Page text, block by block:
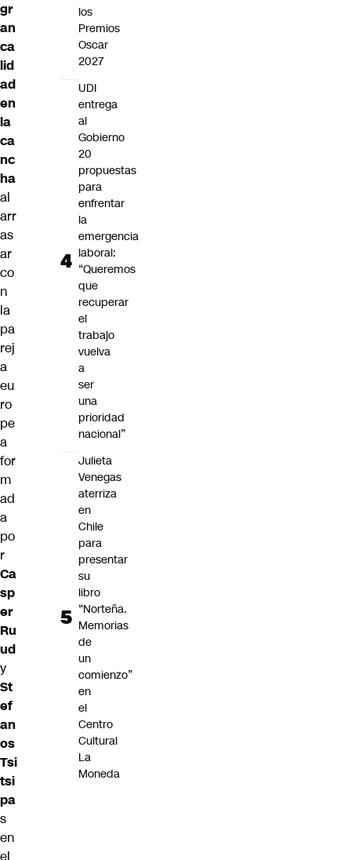
gr
an
ca
lid
ad
en
la
ca
nc
ha
al
arr
as
ar
co
n
la
pa
rej
a
eu
ro
pe
a
for
m
ad
a
po
r
Ca
sp
er
Ru
ud
y
St
ef
an
os
Tsi
tsi
pa
s
en
el
los
Premios
Oscar
2027
UDI
entrega
al
Gobierno
20
propuestas
para
enfrentar
la
emergencia
laboral:
“Queremos
que
recuperar
el
trabajo
vuelva
a
ser
una
prioridad
nacional”
Julieta
Venegas
aterriza
en
Chile
para
presentar
su
libro
“Norteña.
Memorias
de
un
comienzo”
en
el
Centro
Cultural
La
Moneda